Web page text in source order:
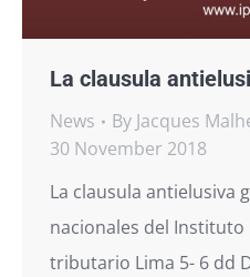
La clausula
News By Jacques
30 November 2018
La clausula antielusiva
nacionales del
tributario Lima 5- 6 dd